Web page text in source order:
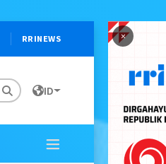
×
RRINEWS
ID